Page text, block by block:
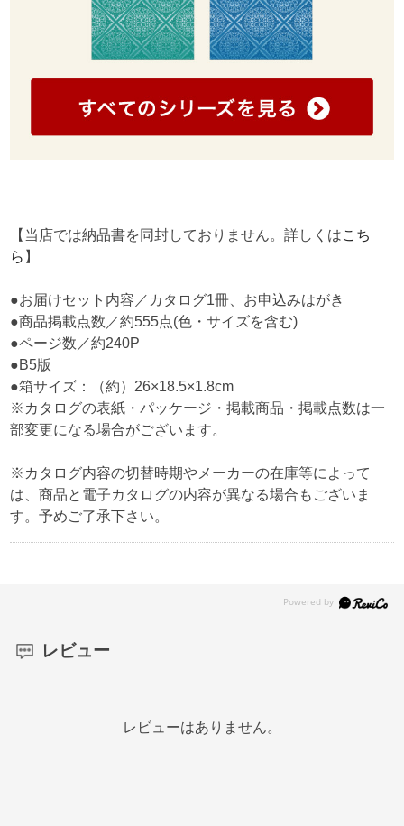
【当店では納品書を同封しておりません。詳しくはこち
ら 】
●お届けセット内容／カタログ1冊、お申込みはがき
●商品掲載点数／約555点(色・サイズを含む)
●ページ数／約240P
●B5版
●箱サイズ：（約）26×18.5×1.8cm
※カタログの表紙・パッケージ・掲載商品・掲載点数は一
部変更になる場合がございます。
※カタログ内容の切替時期やメーカーの在庫等によって
は、商品と電子カタログの内容が異なる場合もございま
す。予めご了承下さい。
レビュー
レビューはありません。